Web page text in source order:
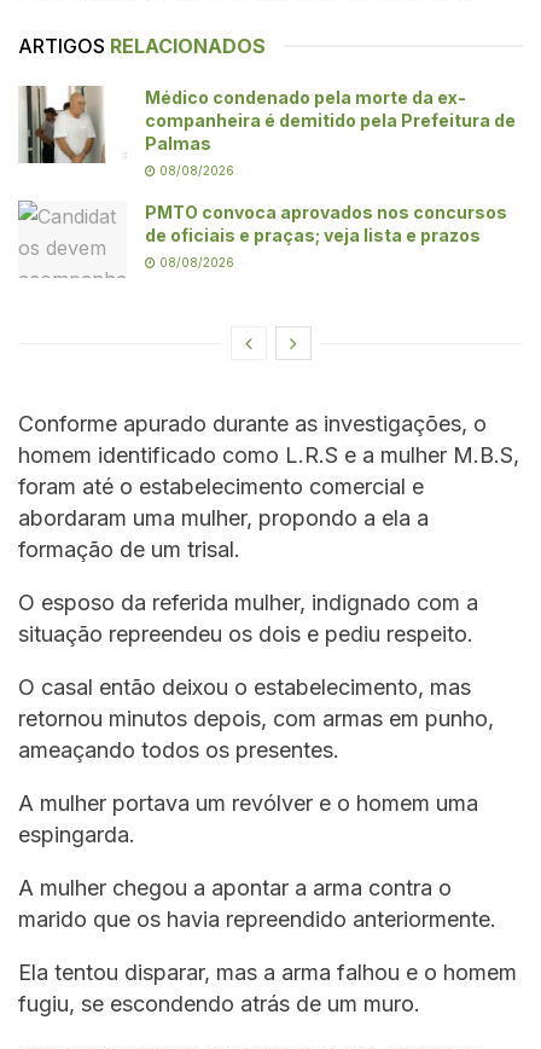
ARTIGOS RELACIONADOS
Médico condenado pela morte da ex-
companheira é demitido pela Prefeitura de
Palmas
08/08/2026
PMTO convoca aprovados nos concursos
de oficiais e praças; veja lista e prazos
08/08/2026
Conforme apurado durante as investigações, o
homem identificado como L.R.S e a mulher M.B.S,
foram até o estabelecimento comercial e
abordaram uma mulher, propondo a ela a
formação de um trisal.
O esposo da referida mulher, indignado com a
situação repreendeu os dois e pediu respeito.
O casal então deixou o estabelecimento, mas
retornou minutos depois, com armas em punho,
ameaçando todos os presentes.
A mulher portava um revólver e o homem uma
espingarda.
A mulher chegou a apontar a arma contra o
marido que os havia repreendido anteriormente.
Ela tentou disparar, mas a arma falhou e o homem
fugiu, se escondendo atrás de um muro.